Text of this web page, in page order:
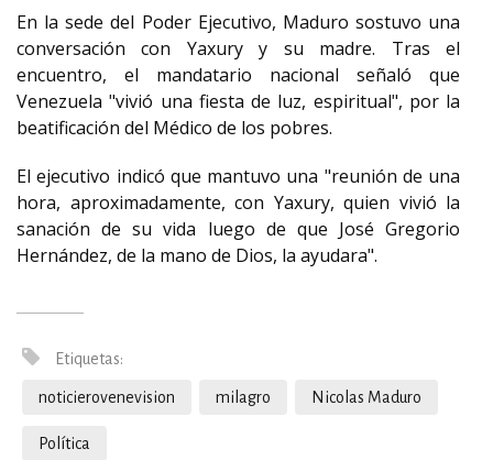
En la sede del Poder Ejecutivo, Maduro sostuvo una
conversación con Yaxury y su madre. Tras el
encuentro, el mandatario nacional señaló que
Venezuela "vivió una fiesta de luz, espiritual", por la
beatificación del Médico de los pobres.
El ejecutivo indicó que mantuvo una "reunión de una
hora, aproximadamente, con Yaxury, quien vivió la
sanación de su vida luego de que José Gregorio
Hernández, de la mano de Dios, la ayudara".
Etiquetas:
noticierovenevision milagro Nicolas Maduro
Política